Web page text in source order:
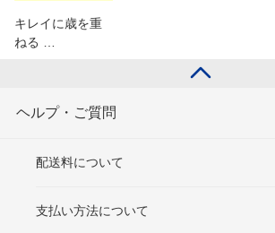
キレイに歳を重
ねる …
ヘルプ・ご質問
配送料について
支払い方法について